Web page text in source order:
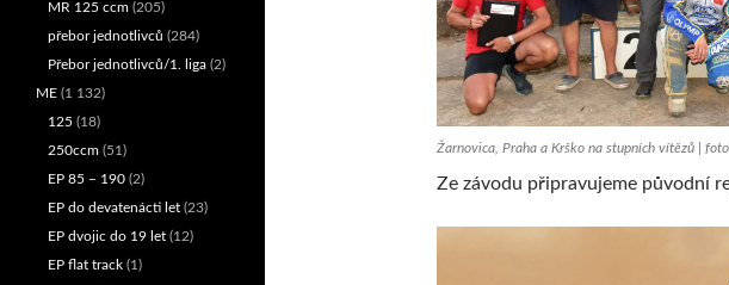
Žarnovica, Praha a Krško na stupních vítězů |
Ze závodu připravujeme původní
MR 125 ccm (205)
přebor jednotlivců (284)
Přebor jednotlivců/1. liga (2)
ME (1 132)
125 (18)
250ccm (51)
EP 85 – 190 (2)
EP do devatenácti let (23)
EP dvojic do 19 let (12)
EP flat track (1)